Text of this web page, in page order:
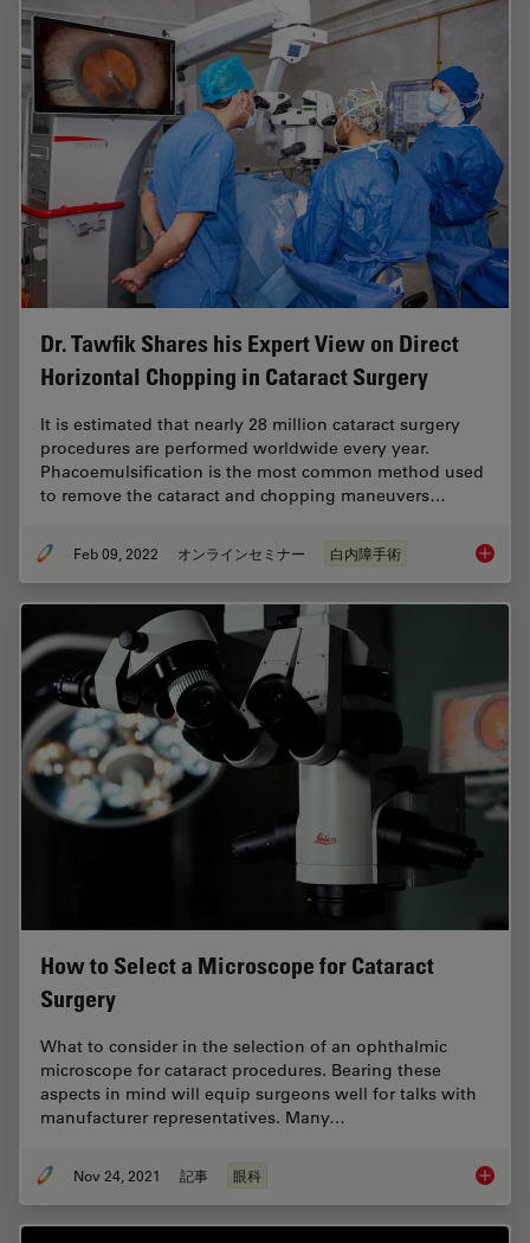
Dr. Tawfik Shares his Expert View on Direct
Horizontal Chopping in Cataract Surgery
It is estimated that nearly 28 million cataract surgery
procedures are performed worldwide every year.
Phacoemulsification is the most common method used
to remove the cataract and chopping maneuvers…
Feb 09, 2022 オンラインセミナー 白内障手術 Dr.
How to Select a Microscope for Cataract
Surgery
What to consider in the selection of an ophthalmic
microscope for cataract procedures. Bearing these
aspects in mind will equip surgeons well for talks with
manufacturer representatives. Many…
Nov 24, 2021 記事 眼科 How to